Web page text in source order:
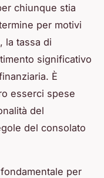
chiunque stia
per motivi
la tassa di
significativo
È
esserci spese
del
del consolato
per